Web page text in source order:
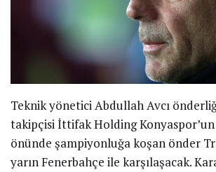
Teknik yönetici Abdullah Avcı
takipçisi İttifak Holding
önünde şampiyonluğa koşan önder
yarın Fenerbahçe ile karşılaşacak.